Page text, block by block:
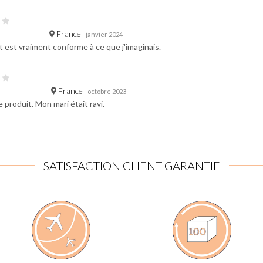
France janvier 2024
est vraiment conforme à ce que j'imaginais.
France octobre 2023
produit. Mon mari était ravi.
SATISFACTION CLIENT GARANTIE